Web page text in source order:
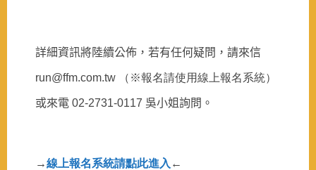
詳細資訊將陸續公佈，若有任何疑問，請來信
run@ffm.com.tw （※報名請使用線上報名系統）
或來電 02-2731-0117 吳小姐詢問。
→線上報名系統請點此進入 ←